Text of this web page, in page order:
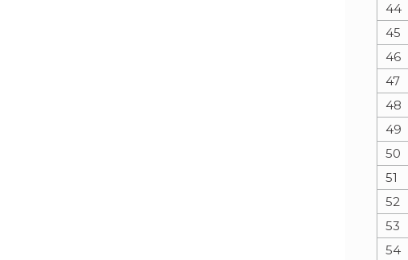
44
45
46
47
48
49
50
51
52
53
54